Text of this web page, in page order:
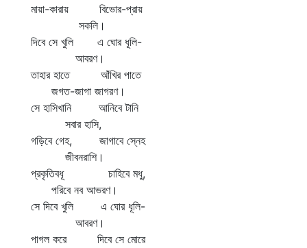
মায়া-কারায় বিভোর-প্রায়
সকলি।
দিবে সে খুলি এ ঘোর ধূলি-
আবরণ।
তাহার হাতে আঁখির পাতে
জগত-জাগা জাগরণ।
সে হাসিখানি আনিবে টানি
সবার হাসি,
গড়িবে গেহ, জাগাবে স্নেহ
জীবনরাশি।
প্রকৃতিবধূ চাহিবে মধু,
পরিবে নব আভরণ।
সে দিবে খুলি এ ঘোর ধূলি-
আবরণ।
পাগল করে দিবে সে মোরে